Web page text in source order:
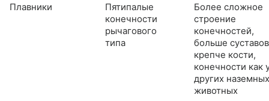
Плавники
Пятипалые
конечности
рычагового
типа
Более сложное
строение
конечностей,
больше
крепче кости,
конечности как
других наземных
животных